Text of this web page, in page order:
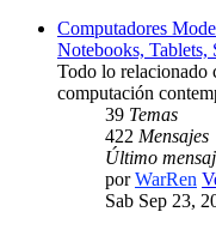
Computadores
Notebooks, Tablets,
Todo lo relacionado
computación
39 Temas
422 Mensajes
Último
porWarRen
Sab Sep 23,